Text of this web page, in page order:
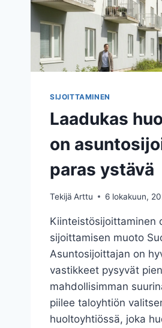
SIJOITTAMINEN
Laadukas
on
paras ystävä
Tekijä Arttu 6 lokakuun,
Kiinteistösijoittaminen
sijoittamisen muoto
Asuntosijoittajan on
vastikkeet pysyvät
mahdollisimman
piilee taloyhtiön
huoltoyhtiössä, joka